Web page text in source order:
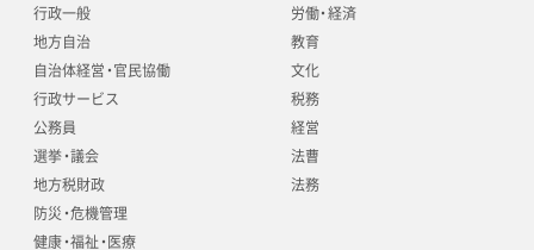
行政一般
地方自治
自治体経営・官民協働
行政サービス
公務員
選挙・議会
地方税財政
防災・危機管理
健康・福祉・医療
労働・経済
教育
文化
税務
経営
法曹
法務